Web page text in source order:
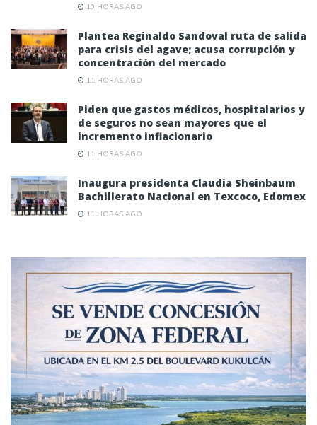
10 HORAS AGO
Plantea Reginaldo Sandoval ruta de salida
para crisis del agave; acusa corrupción y
concentración del mercado
11 HORAS AGO
Piden que gastos médicos, hospitalarios y
de seguros no sean mayores que el
incremento inflacionario
11 HORAS AGO
Inaugura presidenta Claudia Sheinbaum
Bachillerato Nacional en Texcoco, Edomex
11 HORAS AGO